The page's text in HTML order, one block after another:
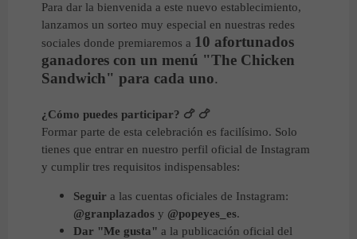
Para dar la bienvenida a este nuevo establecimiento,
lanzamos un sorteo muy especial en nuestras redes
sociales donde premiaremos a 10 afortunados
ganadores con un menú "The Chicken
Sandwich" para cada uno.
¿Cómo puedes participar? 🍗 🍗
Formar parte de esta celebración es facilísimo. Solo
tienes que entrar en nuestro perfil oficial de Instagram
y cumplir tres requisitos indispensables:
Seguir a las cuentas oficiales de Instagram:
@granplazados y @popeyes_es.
Dar "Me gusta" a la publicación oficial del